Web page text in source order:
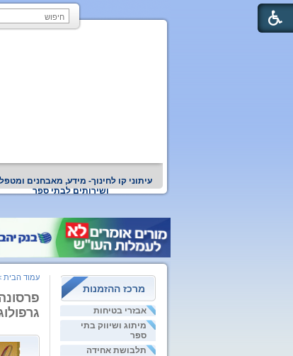
עיתוני קו לחינוך- מידע, מאבחנים
ושירותים לבתי ספר
מרכז ההזמנות
אבזרי בטיחות
מיתוג ושיווק בתי
ספר
תלבושת אחידה
עמוד הבית